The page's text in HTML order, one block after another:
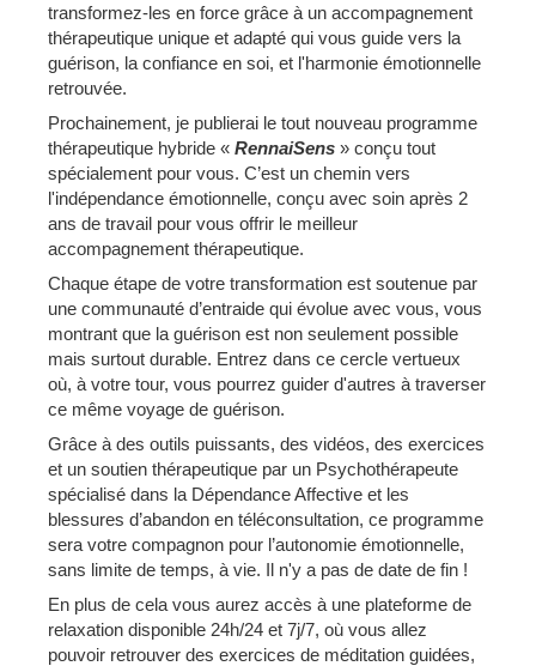
transformez-les en force grâce à un accompagnement
thérapeutique unique et adapté qui vous guide vers la
guérison, la confiance en soi, et l'harmonie émotionnelle
retrouvée.
Prochainement, je publierai le tout nouveau programme
thérapeutique hybride « RennaiSens » conçu tout
spécialement pour vous. C’est un chemin vers
l'indépendance émotionnelle, conçu avec soin après 2
ans de travail pour vous offrir le meilleur
accompagnement thérapeutique.
Chaque étape de votre transformation est soutenue par
une communauté d’entraide qui évolue avec vous, vous
montrant que la guérison est non seulement possible
mais surtout durable. Entrez dans ce cercle vertueux
où, à votre tour, vous pourrez guider d'autres à traverser
ce même voyage de guérison.
Grâce à des outils puissants, des vidéos, des exercices
et un soutien thérapeutique par un Psychothérapeute
spécialisé dans la Dépendance Affective et les
blessures d’abandon en téléconsultation, ce programme
sera votre compagnon pour l’autonomie émotionnelle,
sans limite de temps, à vie. Il n'y a pas de date de fin !
En plus de cela vous aurez accès à une plateforme de
relaxation disponible 24h/24 et 7j/7, où vous allez
pouvoir retrouver des exercices de méditation guidées,